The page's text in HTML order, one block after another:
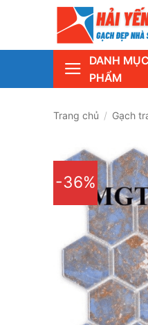
content
DANH
PHẨM
Trang chủ / Gạch
-36%